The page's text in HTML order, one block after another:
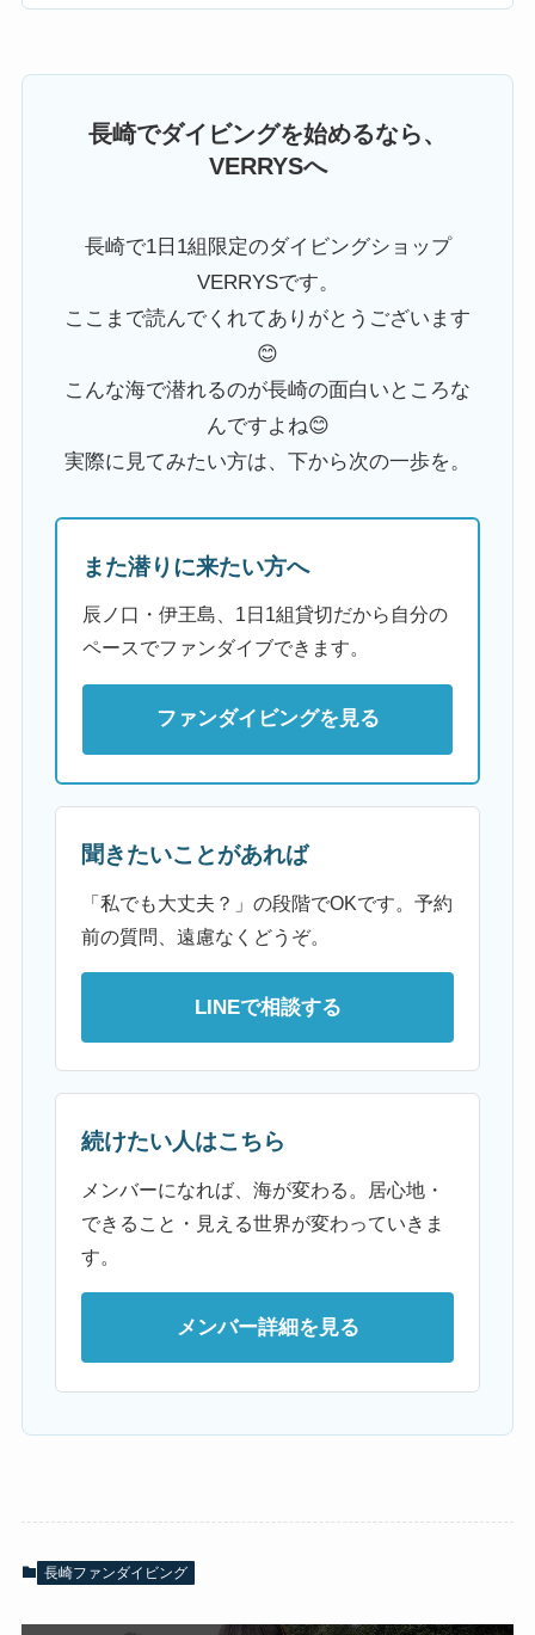
長崎でダイビングを始めるなら、
VERRYSへ
長崎で1日1組限定のダイビングショップ
VERRYSです。
ここまで読んでくれてありがとうございます
😊
こんな海で潜れるのが長崎の面白いところな
んですよね😊
実際に見てみたい方は、下から次の一歩を。
また潜りに来たい方へ
辰ノ口・伊王島、1日1組貸切だから自分の
ペースでファンダイブできます。
ファンダイビングを見る
聞きたいことがあれば
「私でも大丈夫？」の段階でOKです。予約
前の質問、遠慮なくどうぞ。
LINEで相談する
続けたい人はこちら
メンバーになれば、海が変わる。居心地・
できること・見える世界が変わっていきま
す。
メンバー詳細を見る
長崎ファンダイビング